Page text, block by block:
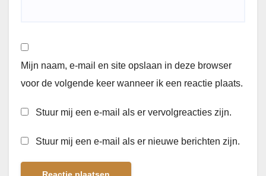
Mijn naam, e-mail en site opslaan in deze browser
voor de volgende keer wanneer ik een reactie plaats.
Stuur mij een e-mail als er vervolgreacties zijn.
Stuur mij een e-mail als er nieuwe berichten zijn.